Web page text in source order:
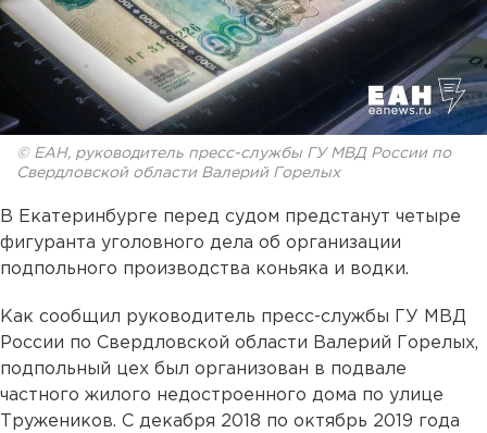
© ЕАН, руководитель пресс-службы ГУ МВД России по
Свердловской области Валерий Горелых
В Екатеринбурге перед судом предстанут четыре
фигуранта уголовного дела об организации
подпольного производства коньяка и водки.
Как сообщил руководитель пресс-службы ГУ МВД
России по Свердловской области Валерий Горелых,
подпольный цех был организован в подвале
частного жилого недостроенного дома по улице
Тружеников. С декабря 2018 по октябрь 2019 года